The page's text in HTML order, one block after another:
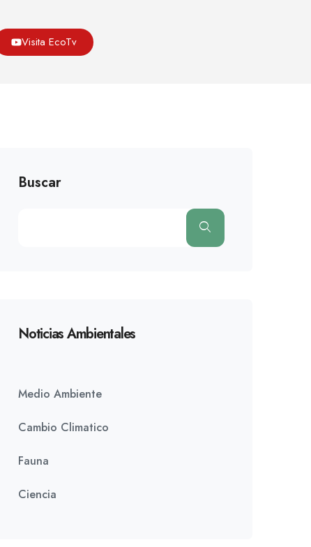
Visita EcoTv
Asoeco
Advierte De Impacto En Cambio Climático En EE. UU.
Buscar
Noticias Ambientales
Medio Ambiente
Cambio Climatico
Fauna
Ciencia